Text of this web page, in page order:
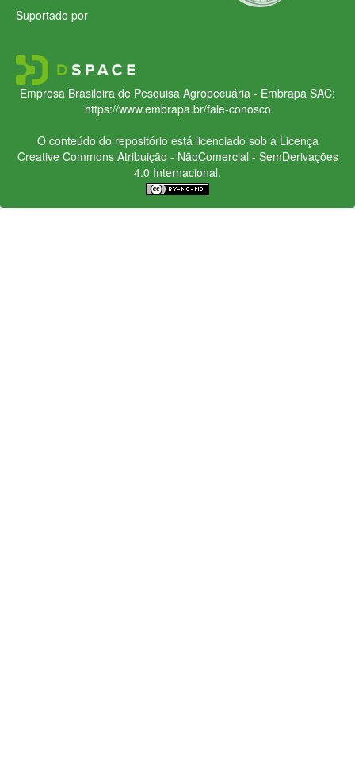
Suportado por
Empresa Brasileira de Pesquisa Agropecuária - Embrapa SAC:
https://www.embrapa.br/fale-conosco
O conteúdo do repositório está licenciado sob a Licença
Creative CommonsAtribuição - NãoComercial - SemDerivações
4.0 Internacional.